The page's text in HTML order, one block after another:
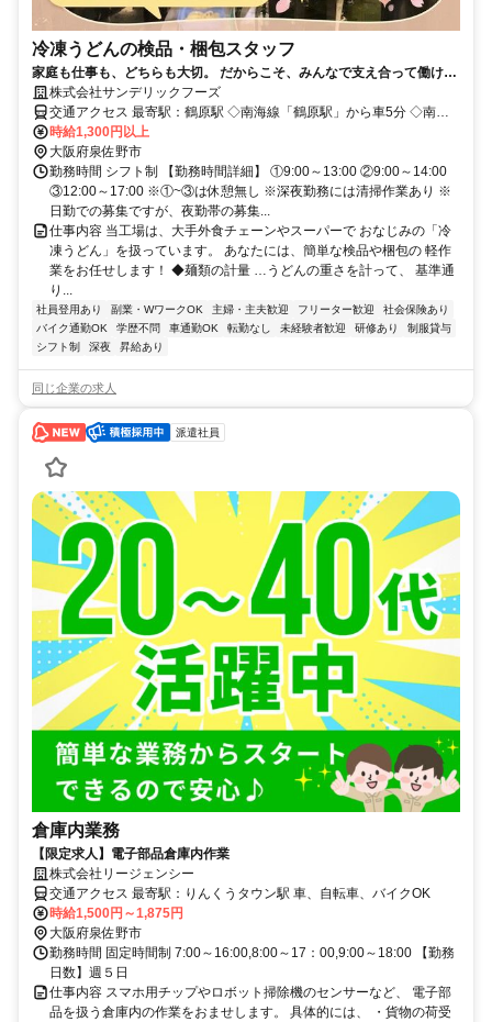
冷凍うどんの検品・梱包スタッフ
家庭も仕事も、どちらも大切。 だからこそ、みんなで支え合って働ける
職場です。
株式会社サンデリックフーズ
交通アクセス 最寄駅：鶴原駅 ◇南海線「鶴原駅」から車5分 ◇南海
線「二色浜駅」から車8分 ◇南海線「井原里駅」から車8分 ◇南海空
港線「泉佐野駅」から車10分 ◇南海線「泉佐野駅」から車10分 ※
車・バイク・自転車通勤可
時給1,300円以上
大阪府泉佐野市
勤務時間 シフト制 【勤務時間詳細】 ①9:00～13:00 ②9:00～14:00
③12:00～17:00 ※①~③は休憩無し ※深夜勤務には清掃作業あり ※
日勤での募集ですが、夜勤帯の募集...
仕事内容 当工場は、大手外食チェーンやスーパーで おなじみの「冷
凍うどん」を扱っています。 あなたには、簡単な検品や梱包の 軽作
業をお任せします！ ◆麺類の計量 …うどんの重さを計って、 基準通
り...
社員登用あり 副業・WワークOK 主婦・主夫歓迎 フリーター歓迎
社会保険あり
バイク通勤OK
学歴不問 車通勤OK 転勤なし 未経験者歓迎 研修あり
制服貸与
シフト制
深夜 昇給あり
同じ企業の求人
派遣社員
倉庫内業務
【限定求人】電子部品倉庫内作業
株式会社リージェンシー
交通アクセス 最寄駅：りんくうタウン駅 車、自転車、バイクOK
時給1,500円～1,875円
大阪府泉佐野市
勤務時間 固定時間制 7:00～16:00,8:00～17：00,9:00～18:00 【勤務
日数】週５日
仕事内容 スマホ用チップやロボット掃除機のセンサーなど、 電子部
品を扱う倉庫内の作業をおませします。 具体的には、 ・貨物の荷受